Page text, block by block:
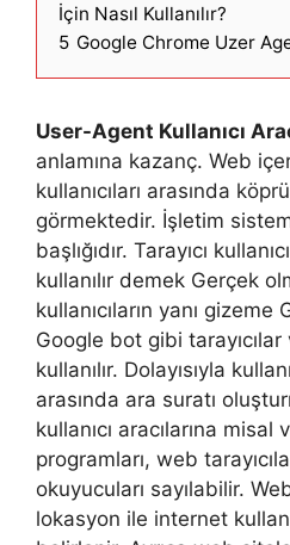
İçin Nasıl Kullanılır?
5 Google Chrome Uzer
User-Agent Kullanıcı
anlamına kazanç. Web
kullanıcıları arasında
görmektedir. İşletim
başlığıdır. Tarayıcı
kullanılır demek Gerçek
kullanıcıların yanı
Google bot gibi
kullanılır. Dolayısıyla
arasında ara suratı
kullanıcı aracılarına
programları, web
okuyucuları sayılabilir.
lokasyon ile internet